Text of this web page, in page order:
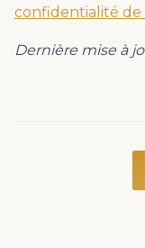
confidentialité de
Dernière mise à